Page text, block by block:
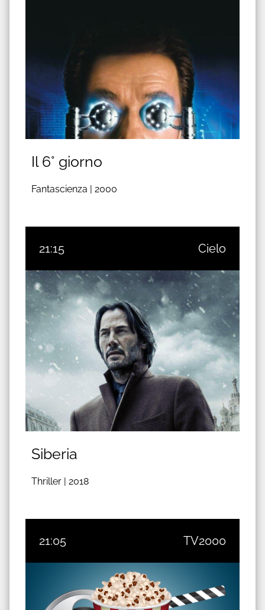
Il 6° giorno
Fantascienza | 2000
21:15 Cielo
Siberia
Thriller | 2018
21:05 TV2000